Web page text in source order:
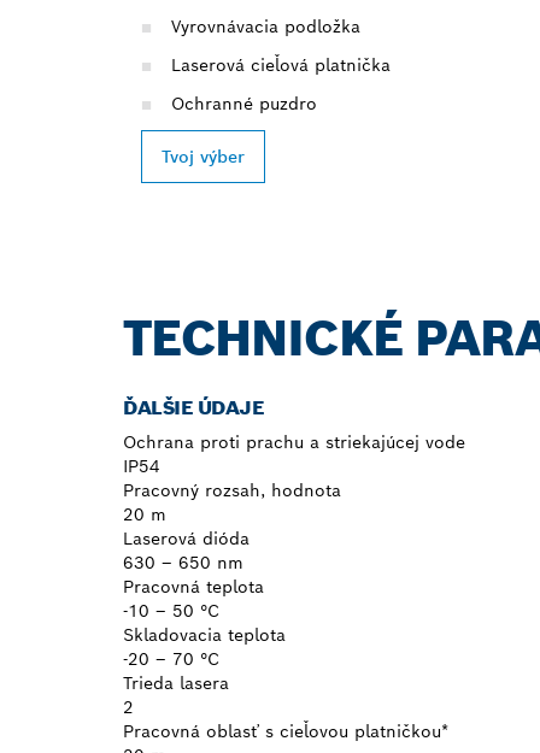
Vyrovnávacia podložka
Laserová cieľová platnička
Ochranné puzdro
Tvoj výber
TECHNICKÉ
ĎALŠIE ÚDAJE
Ochrana proti prachu a striekajúcej vode
IP54
Pracovný rozsah, hodnota
20 m
Laserová dióda
630 – 650 nm
Pracovná teplota
-10 – 50 °C
Skladovacia teplota
-20 – 70 °C
Trieda lasera
2
Pracovná oblasť s cieľovou platničkou*